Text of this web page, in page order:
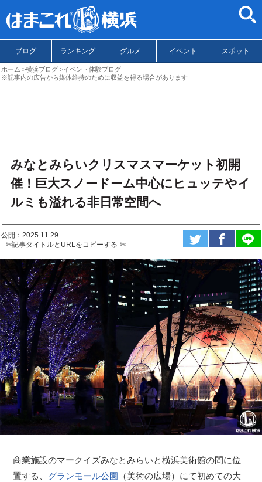
ブログ ランキング グルメ イベント スポット
ホーム 横浜ブログ
イベント体験ブログ
※記事内の広告から媒体維持のために収益を得る場合があります
みなとみらいクリスマスマーケット初開
催！巨大スノードーム中心にヒュッテやイ
ルミも溢れる非日常空間へ
公開：2025.11.29
--✄記事タイトルとURLをコピーする-✄—
商業施設のマークイズみなとみらいと横浜美術館の間に位
置する、 グランモール公園 （美術の広場）にて初めての大